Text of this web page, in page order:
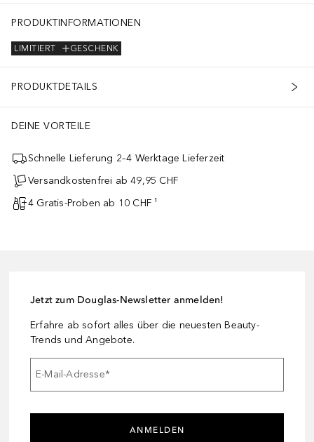
PRODUKTINFORMATIONEN
GESCHENK
LIMITIERT
PRODUKTDETAILS
DEINE VORTEILE
Schnelle Lieferung 2–4 Werktage Lieferzeit
Versandkostenfrei ab 49,95 CHF
4 Gratis-Proben ab 10 CHF ¹
Jetzt zum Douglas-Newsletter anmelden!
Erfahre ab sofort alles über die neuesten Beauty-
Trends und Angebote.
E-Mail-Adresse*
ANMELDEN